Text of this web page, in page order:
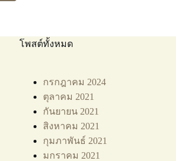
โพสต์ทั้งหมด
กรกฎาคม 2024
ตุลาคม 2021
กันยายน 2021
สิงหาคม 2021
กุมภาพันธ์ 2021
มกราคม 2021